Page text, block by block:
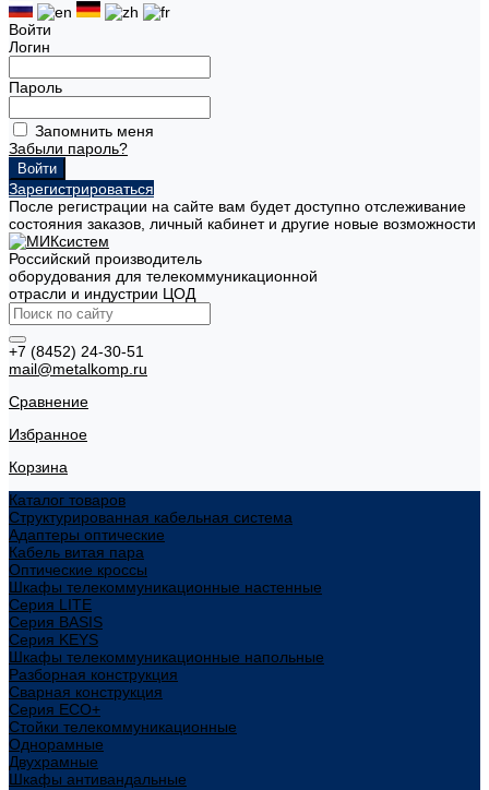
Войти
Логин
Пароль
Запомнить меня
Забыли пароль?
Зарегистрироваться
После регистрации на сайте вам будет доступно отслеживание
состояния заказов, личный кабинет и другие новые возможности
Российский производитель
оборудования для телекоммуникационной
отрасли и индустрии ЦОД
+7 (8452) 24-30-51
mail@metalkomp.ru
Сравнение
Избранное
Корзина
Каталог товаров
Структурированная кабельная система
Адаптеры оптические
Кабель витая пара
Оптические кроссы
Шкафы телекоммуникационные настенные
Cерия LITE
Cерия BASIS
Cерия KEYS
Шкафы телекоммуникационные напольные
Разборная конструкция
Сварная конструкция
Серия ECO+
Стойки телекоммуникационные
Однорамные
Двухрамные
Шкафы антивандальные